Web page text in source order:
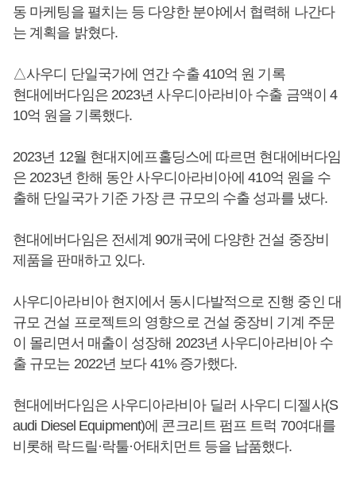
동 마케팅을 펼치는 등 다양한 분야에서 협력해 나간다
는 계획을 밝혔다.
△사우디 단일국가에 연간 수출 410억 원 기록
현대에버다임은 2023년 사우디아라비아 수출 금액이 4
10억 원을 기록했다.
2023년 12월 현대지에프홀딩스에 따르면 현대에버다임
은 2023년 한해 동안 사우디아라비아에 410억 원을 수
출해 단일국가 기준 가장 큰 규모의 수출 성과를 냈다.
현대에버다임은 전세계 90개국에 다양한 건설 중장비
제품을 판매하고 있다.
사우디아라비아 현지에서 동시다발적으로 진행 중인 대
규모 건설 프로젝트의 영향으로 건설 중장비 기계 주문
이 몰리면서 매출이 성장해 2023년 사우디아라비아 수
출 규모는 2022년 보다 41% 증가했다.
현대에버다임은 사우디아라비아 딜러 사우디 디젤사(S
audi Diesel Equipment)에 콘크리트 펌프 트럭 70여대를
비롯해 락드릴·락툴·어태치먼트 등을 납품했다.